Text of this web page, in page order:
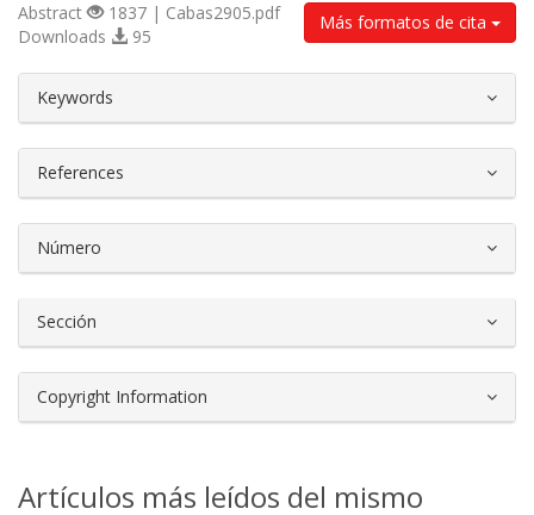
Más formatos de cita
Abstract
1837 | Cabas2905.pdf
Downloads
95
Keywords
References
Número
Sección
Copyright Information
Artículos más leídos del mismo